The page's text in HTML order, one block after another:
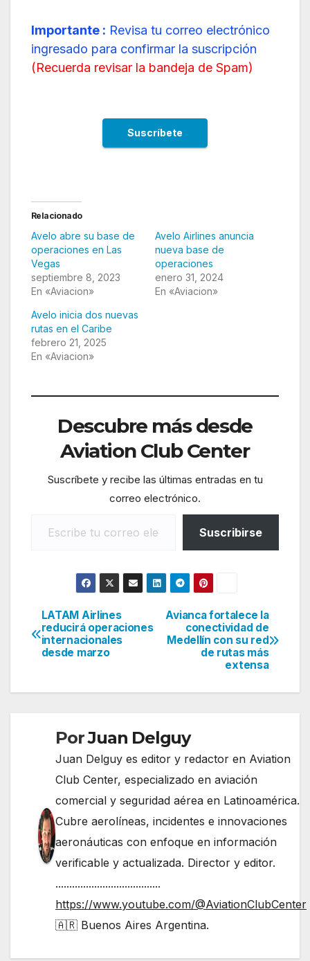
Importante : Revisa tu correo electrónico
ingresado para confirmar la suscripción
(Recuerda revisar la bandeja de Spam)
Relacionado
Avelo abre su base de
operaciones en Las
Vegas
septiembre 8, 2023
En «Aviacion»
Avelo Airlines anuncia
nueva base de
operaciones
enero 31, 2024
En «Aviacion»
Avelo inicia dos nuevas
rutas en el Caribe
febrero 21, 2025
En «Aviacion»
Descubre más desde
Aviation Club Center
Suscríbete y recibe las últimas entradas en tu
correo electrónico.
Suscribirse
Navegación
de
Avianca fortalece la
conectividad de
Medellín con su red
de rutas más
extensa
LATAM Airlines
reducirá operaciones
internacionales
desde marzo
PorJuan Delguy
Juan Delguy es editor y redactor en Aviation
Club Center, especializado en aviación
comercial y seguridad aérea en Latinoamérica.
Cubre aerolíneas, incidentes e innovaciones
aeronáuticas con enfoque en información
verificable y actualizada. Director y editor.
......................................
https://www.youtube.com/@AviationClubCenter
🇦🇷 Buenos Aires Argentina.